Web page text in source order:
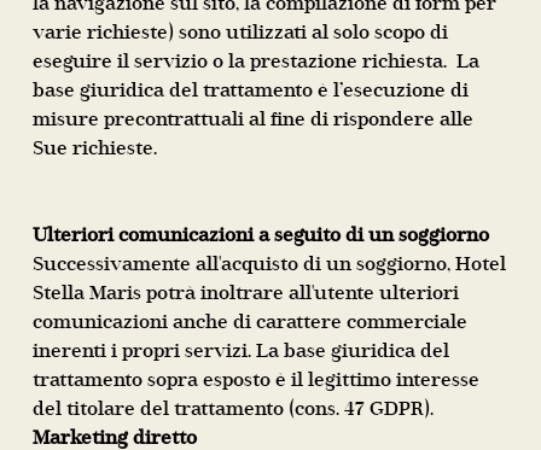
varie richieste) sono utilizzati al solo scopo di
eseguire il servizio o la prestazione richiesta. La
base giuridica del trattamento è l’esecuzione di
misure precontrattuali al fine di rispondere alle
Sue richieste.
Ulteriori comunicazioni a seguito di un soggiorno
Successivamente all'acquisto di un soggiorno, Hotel
Stella Maris potrà inoltrare all'utente ulteriori
comunicazioni anche di carattere commerciale
inerenti i propri servizi. La base giuridica del
trattamento sopra esposto è il legittimo interesse
del titolare del trattamento (cons. 47 GDPR).
Marketing diretto